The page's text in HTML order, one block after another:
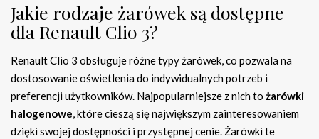
Jakie rodzaje żarówek są dostępne
dla Renault Clio 3?
Renault Clio 3 obsługuje różne typy żarówek, co pozwala na
dostosowanie oświetlenia do indywidualnych potrzeb i
preferencji użytkowników. Najpopularniejsze z nich to żarówki
halogenowe, które cieszą się największym zainteresowaniem
dzięki swojej dostępności i przystępnej cenie. Żarówki te